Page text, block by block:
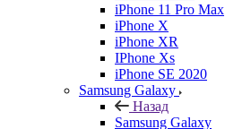
iPhone 11 Pro Max
iPhone X
iPhone XR
IPhone Xs
iPhone SE 2020
Samsung Galaxy
Назад
Samsung Galaxy